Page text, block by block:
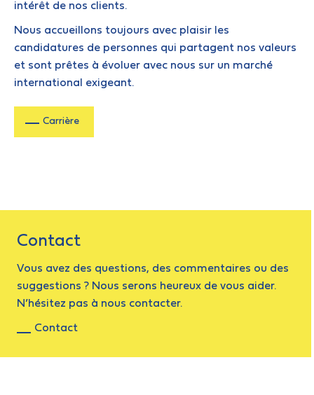
intérêt de nos clients.
Nous accueillons toujours avec plaisir les
candidatures de personnes qui partagent nos valeurs
et sont prêtes à évoluer avec nous sur un marché
international exigeant.
Carrière
Contact
Vous avez des questions, des commentaires ou des
suggestions ? Nous serons heureux de vous aider.
N’hésitez pas à nous contacter.
Contact